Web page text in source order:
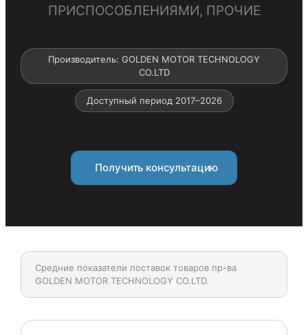
ПРИСПОСОБЛЕНИЯМИ, ПРОЧИЕ
Производитель: GOLDEN MOTOR TECHNOLOGY
CO.LTD
Доступный период 2017–2026
Получить консультацию
Средние показатели поставок товаров пр-ва
GOLDEN MOTOR TECHNOLOGY CO.LTD.